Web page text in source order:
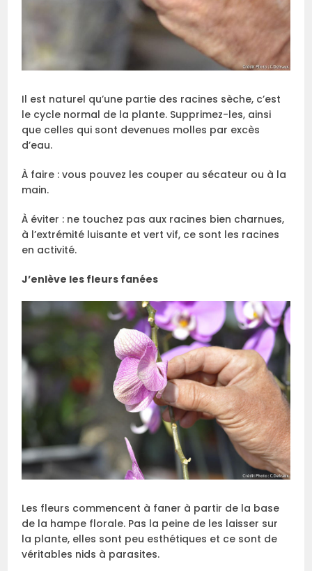
Il est naturel qu’une partie des racines sèche, c’est
le cycle normal de la plante. Supprimez-les, ainsi
que celles qui sont devenues molles par excès
d’eau.
À faire : vous pouvez les couper au sécateur ou à la
main.
À éviter : ne touchez pas aux racines bien charnues,
à l’extrémité luisante et vert vif, ce sont les racines
en activité.
J’enlève les fleurs fanées
Les fleurs commencent à faner à partir de la base
de la hampe florale. Pas la peine de les laisser sur
la plante, elles sont peu esthétiques et ce sont de
véritables nids à parasites.